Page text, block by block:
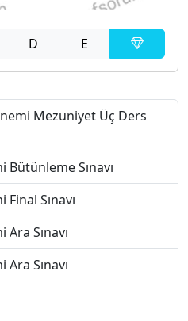
D E
Mezuniyet Üç Ders
Sınavı
Sınavı
Sınavı
Sınavı